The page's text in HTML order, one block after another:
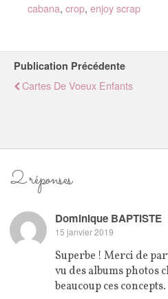
cabana, crop, enjoy scrap
Publication Précédente
Cartes De Voeux Enfants
2 réponses
Dominique BAPTISTE
15 janvier 2019
Superbe ! Merci de
vu des albums photos
beaucoup ces concepts.